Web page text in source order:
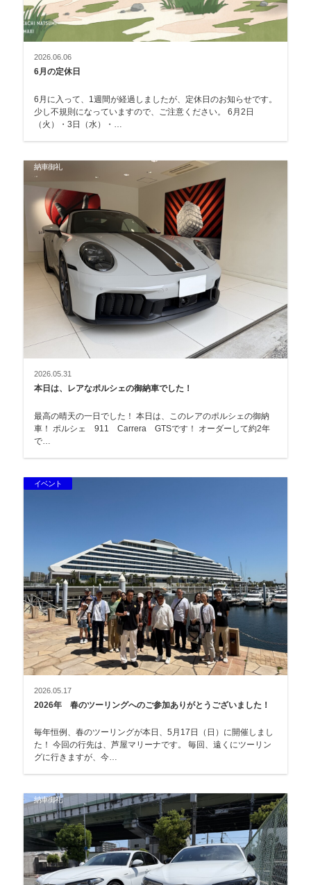
2026.06.06
6月の定休日
6月に入って、1週間が経過しましたが、定休日のお知らせです。
少し不規則になっていますので、ご注意ください。 6月2日
（火）・3日（水）・…
納車御礼
2026.05.31
本日は、レアなポルシェの御納車でした！
最高の晴天の一日でした！ 本日は、このレアのポルシェの御納
車！ ポルシェ 911 Carrera GTSです！ オーダーして約2年
で…
イベント
2026.05.17
2026年 春のツーリングへのご参加ありがとうございました！
毎年恒例、春のツーリングが本日、5月17日（日）に開催しまし
た！ 今回の行先は、芦屋マリーナです。 毎回、遠くにツーリン
グに行きますが、今…
納車御礼